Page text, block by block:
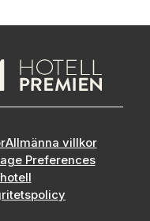
Allmänna villkor
Preferences